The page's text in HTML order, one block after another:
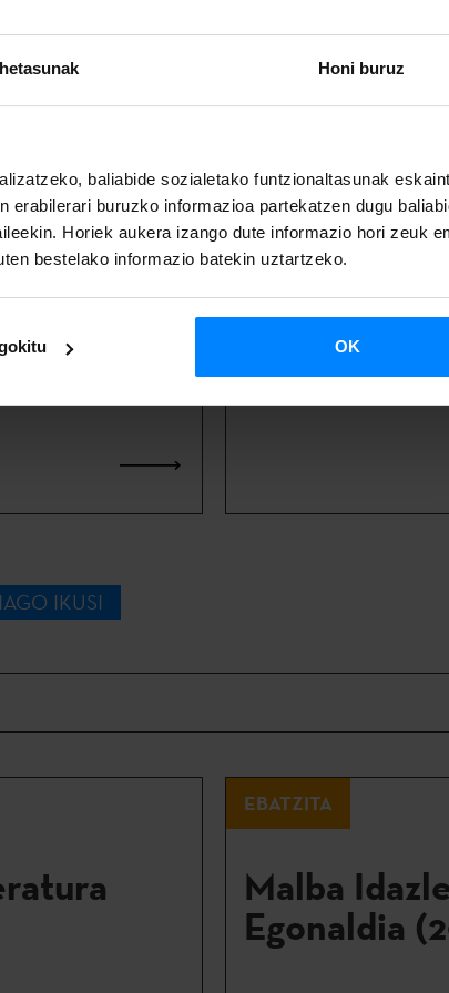
Honi buruz
baliabide sozialetako funtzionaltasunak
buruzko informazioa partekatzen dugu
Horiek aukera izango dute informazio hori zeuk
bestelako informazio batekin uztartzeko.
OK
dantza
AT! Euskal
(2026)
IKUSI
EBATZITA
Malba
Egonaldia